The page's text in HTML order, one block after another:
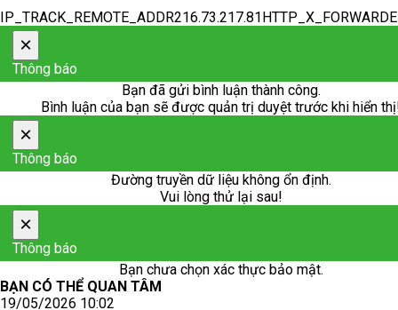
×
Thông báo
Bạn đã gửi bình luận thành công.
Bình luận của bạn sẽ được quản trị duyệt trước khi hiển
×
Thông báo
Đường truyền dữ liệu không ổn định.
Vui lòng thử lại sau!
×
Thông báo
Bạn chưa chọn xác thực bảo mật.
BẠN CÓ THỂ QUAN TÂM
19/05/2026 10:02